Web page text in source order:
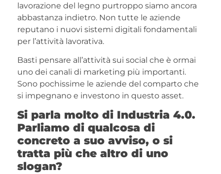
lavorazione del legno purtroppo siamo ancora
abbastanza indietro. Non tutte le aziende
reputano i nuovi sistemi digitali fondamentali
per l’attività lavorativa.
Basti pensare all’attività sui social che è ormai
uno dei canali di marketing più importanti.
Sono pochissime le aziende del comparto che
si impegnano e investono in questo asset.
Si parla molto di Industria 4.0.
Parliamo di qualcosa di
concreto a suo avviso, o si
tratta più che altro di uno
slogan?